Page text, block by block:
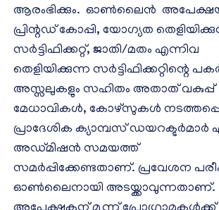
ആരംഭിക്കും. ഓൺലൈൻ
പ്രിന്റഡ് കോപ്പി, യോഗ്യത
സർട്ടിഫിക്കറ്റ്, ജാതി/മതം എന്നിവ
തെളിയിക്കുന്ന സർട്ടിഫിക്കറ്റിന്റെ
അസ്സലുകളും സഹിതം അതാത് വകുപ്പ്
മേധാവികൾ, കോഴ്‌സുകൾ
പ്രാദേശിക ക്യാമ്പസ് ഡയറക്ടർമാർ
അഡ്മിഷൻ സമയത്ത്
സമർപ്പിക്കേണ്ടതാണ്. പ്രവേശന
ഓൺലൈനായി അടയ്ക്കാവുന്നതാണ്.